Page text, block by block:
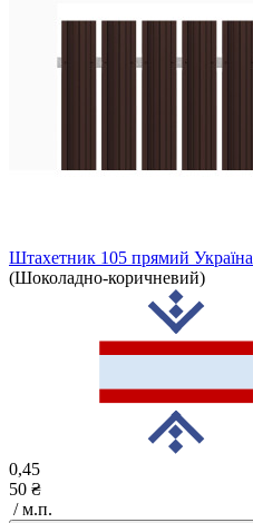
Штахетник 105 прямий Україна
(Шоколадно-коричневий)
0,45
50 ₴
/ м.п.